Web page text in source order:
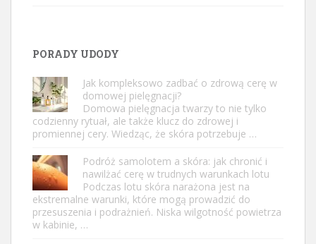
PORADY UDODY
Jak kompleksowo zadbać o zdrową cerę w
domowej pielęgnacji?
Domowa pielęgnacja twarzy to nie tylko
codzienny rytuał, ale także klucz do zdrowej i
promiennej cery. Wiedząc, że skóra potrzebuje …
Podróż samolotem a skóra: jak chronić i
nawilżać cerę w trudnych warunkach lotu
Podczas lotu skóra narażona jest na
ekstremalne warunki, które mogą prowadzić do
przesuszenia i podrażnień. Niska wilgotność powietrza
w kabinie, …